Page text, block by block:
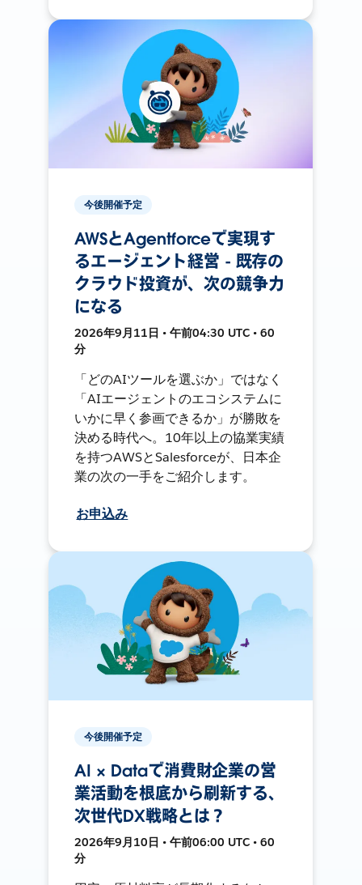
今後開催予定
AWSとAgentforceで実現す
るエージェント経営 - 既存の
クラウド投資が、次の競争力
になる
2026年9月11日 • 午前04:30 UTC • 60
分
「どのAIツールを選ぶか」ではなく
「AIエージェントのエコシステムに
いかに早く参画できるか」が勝敗を
決める時代へ。10年以上の協業実績
を持つAWSとSalesforceが、日本企
業の次の一手をご紹介します。
お申込み
今後開催予定
AI × Dataで消費財企業の営
業活動を根底から刷新する、
次世代DX戦略とは？
2026年9月10日 • 午前06:00 UTC • 60
分